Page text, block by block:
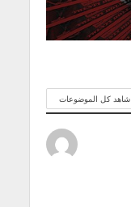
شاهد كل الموضوعات